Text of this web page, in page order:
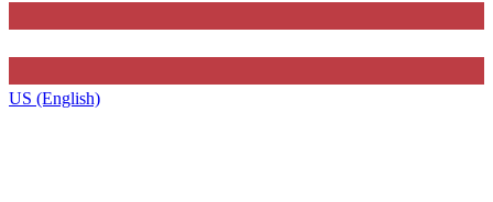
US (English)